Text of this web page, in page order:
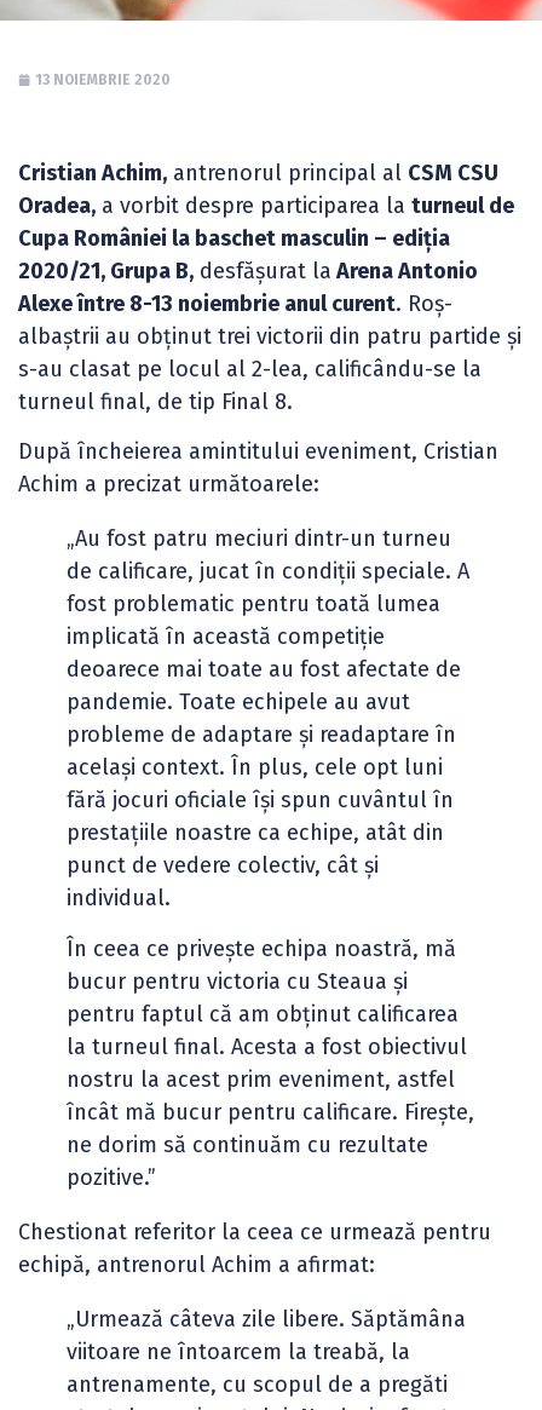
13 NOIEMBRIE 2020
Cristian Achim, antrenorul principal al CSM CSU
Oradea, a vorbit despre participarea la turneul de
Cupa României la baschet masculin – ediția
2020/21, Grupa B, desfășurat la Arena Antonio
Alexe între 8-13 noiembrie anul curent. Roș-
albaștrii au obținut trei victorii din patru partide și
s-au clasat pe locul al 2-lea, calificându-se la
turneul final, de tip Final 8.
După încheierea amintitului eveniment, Cristian
Achim a precizat următoarele:
„Au fost patru meciuri dintr-un turneu
de calificare, jucat în condiții speciale. A
fost problematic pentru toată lumea
implicată în această competiție
deoarece mai toate au fost afectate de
pandemie. Toate echipele au avut
probleme de adaptare și readaptare în
același context. În plus, cele opt luni
fără jocuri oficiale își spun cuvântul în
prestațiile noastre ca echipe, atât din
punct de vedere colectiv, cât și
individual.
În ceea ce privește echipa noastră, mă
bucur pentru victoria cu Steaua și
pentru faptul că am obținut calificarea
la turneul final. Acesta a fost obiectivul
nostru la acest prim eveniment, astfel
încât mă bucur pentru calificare. Firește,
ne dorim să continuăm cu rezultate
pozitive.”
Chestionat referitor la ceea ce urmează pentru
echipă, antrenorul Achim a afirmat:
„Urmează câteva zile libere. Săptămâna
viitoare ne întoarcem la treabă, la
antrenamente, cu scopul de a pregăti